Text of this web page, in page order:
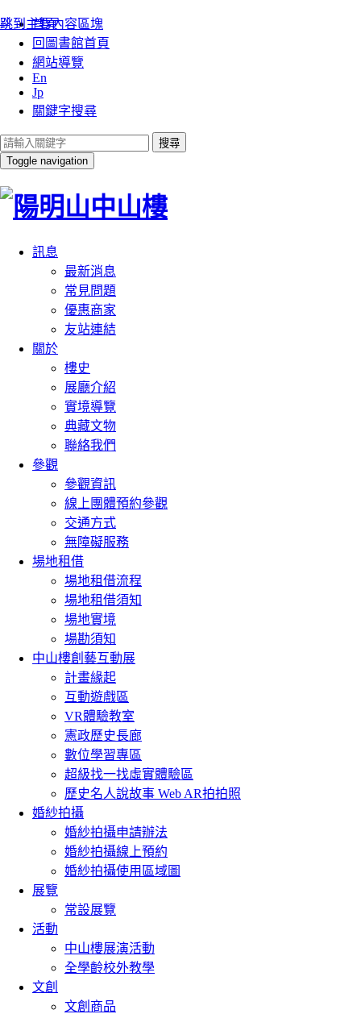
跳到主要內容區塊
:::
首頁
回圖書館首頁
網站導覽
En
Jp
關鍵字搜尋
搜尋
Toggle navigation
訊息
最新消息
常見問題
優惠商家
友站連結
關於
樓史
展廳介紹
實境導覽
典藏文物
聯絡我們
參觀
參觀資訊
線上團體預約參觀
交通方式
無障礙服務
場地租借
場地租借流程
場地租借須知
場地實境
場勘須知
中山樓創藝互動展
計畫緣起
互動遊戲區
VR體驗教室
憲政歷史長廊
數位學習專區
超級找一找虛實體驗區
歷史名人說故事 Web AR拍拍照
婚紗拍攝
婚紗拍攝申請辦法
婚紗拍攝線上預約
婚紗拍攝使用區域圖
展覽
常設展覽
活動
中山樓展演活動
全學齡校外教學
文創
文創商品